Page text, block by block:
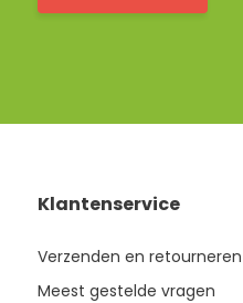
Klantenservice
Verzenden en retourneren
Meest gestelde vragen